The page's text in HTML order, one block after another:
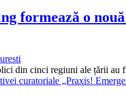
formează o
din cinci regiuni ale țării